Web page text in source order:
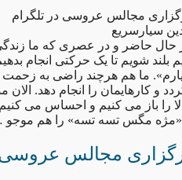
مجالس عروسی در تلگرام
سیارسریع
حال حاضر و در عصری که ما زندگی
بلند شویم تا یک حرکتی انجام
ما هم هرچند راضی به زحمت
و کارهایمان را انجام دهد.
را باز می کنیم و احساس می
مگس تسه تسه» را هم
مجالس عروسی